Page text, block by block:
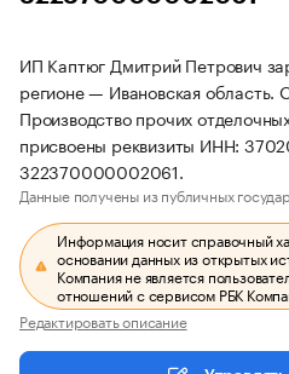
ИП Каптюг Дмитрий Петрович
регионе — Ивановская область.
Производство прочих
присвоены реквизиты ИНН:
322370000002061.
Данные получены из публичных
Информация носит справочный
основании данных из открытых
Компания не является
отношений с сервисом РБК
Редактировать описание